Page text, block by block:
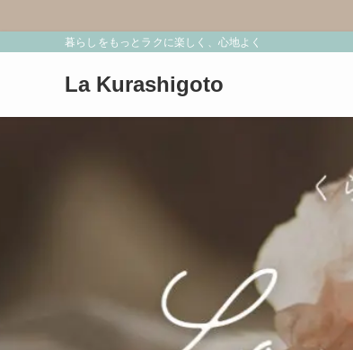
暮らしをもっとラクに楽しく、心地よく
La Kurashigoto